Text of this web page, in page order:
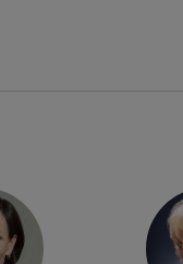
programmas